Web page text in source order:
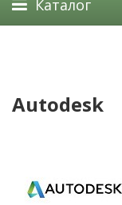
Каталог
Autodesk